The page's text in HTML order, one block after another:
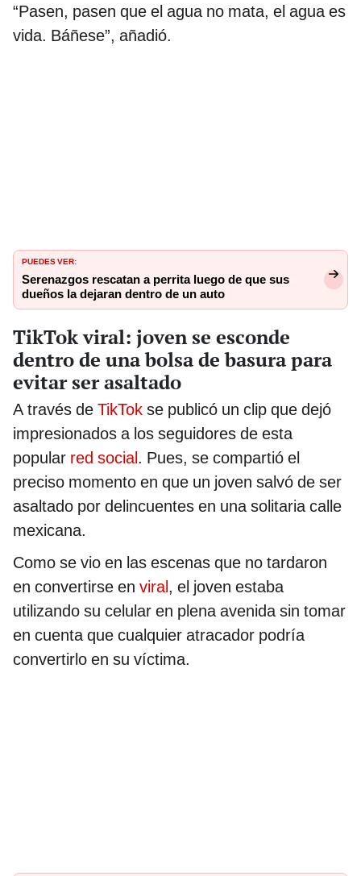
“Pasen, pasen que el agua no mata, el agua es
vida. Báñese”, añadió.
PUEDES VER:
Serenazgos rescatan a perrita luego de que sus
dueños la dejaran dentro de un auto
TikTok viral: joven se esconde
dentro de una bolsa de basura para
evitar ser asaltado
A través de TikTok se publicó un clip que dejó
impresionados a los seguidores de esta
popular red social. Pues, se compartió el
preciso momento en que un joven salvó de ser
asaltado por delincuentes en una solitaria calle
mexicana.
Como se vio en las escenas que no tardaron
en convertirse en viral, el joven estaba
utilizando su celular en plena avenida sin tomar
en cuenta que cualquier atracador podría
convertirlo en su víctima.